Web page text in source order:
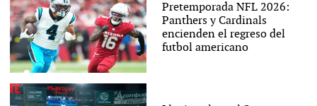
Pretemporada NFL 2026:
Panthers y Cardinals
encienden el regreso del
futbol americano